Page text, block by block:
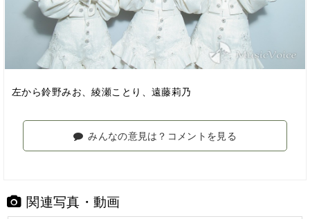
左から鈴野みお、綾瀬ことり、遠藤莉乃
みんなの意見は？コメントを見る
関連写真・動画